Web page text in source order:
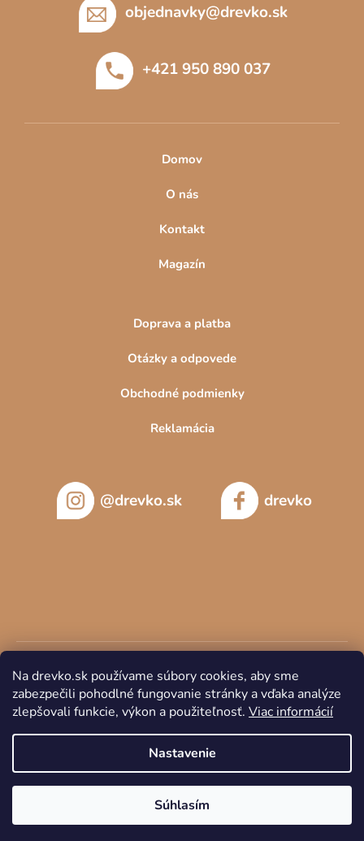
Na drevko.sk používame súbory cookies, aby sme
zabezpečili pohodlné fungovanie stránky a vďaka analýze
zlepšovali funkcie, výkon a použiteľnosť. Viac informácií
Nastavenie
Súhlasím
objednavky@drevko.sk
+421 950 890 037
Domov
O nás
Kontakt
Magazín
Doprava a platba
Otázky a odpovede
Obchodné podmienky
Reklamácia
@drevko.sk drevko
Vytvoril Shoptet